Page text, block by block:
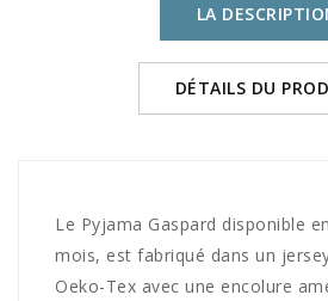
LA
DÉTAILS DU
Le Pyjama Gaspard disponible
mois, est fabriqué dans un
Oeko-Tex avec une encolure